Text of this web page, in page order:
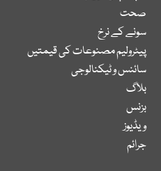
صحت
سونے کے نرخ
پیٹرولیم مصنوعات کی قیمتیں
سائنس و ٹیکنالوجی
بلاگ
بزنس
ویڈیوز
جرائم